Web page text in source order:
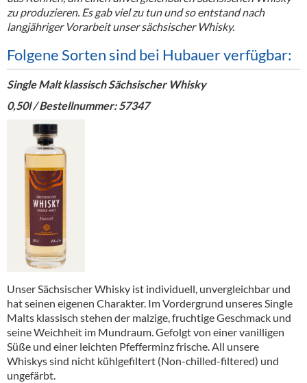
zu produzieren. Es gab viel zu tun und so entstand nach
langjähriger Vorarbeit unser sächsischer Whisky.
Folgene Sorten sind bei Hubauer verfügbar:
Single Malt klassisch Sächsischer Whisky
0,50l / Bestellnummer: 57347
Unser Sächsischer Whisky ist individuell, unvergleichbar und
hat seinen eigenen Charakter. Im Vordergrund unseres Single
Malts klassisch stehen der malzige, fruchtige Geschmack und
seine Weichheit im Mundraum. Gefolgt von einer vanilligen
Süße und einer leichten Pfefferminz frische. All unsere
Whiskys sind nicht kühlgefiltert (Non-chilled-filtered) und
ungefärbt.